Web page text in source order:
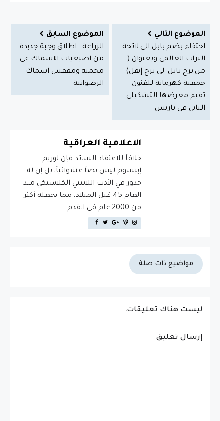
الموضوع التالي
احتفاء بضم بابل الى لائحة
التراث العالمي وبعنوان (
من برج بابل الى برج إيفل)
جمعية كهرمانة للفنون
تقيم معرضها التشكيلي
الثاني في باريس
الموضوع السابق
الزراعة : اطلاق وجبة جديدة
من اصبعيات الاسماك في
محمية ومفقس اسماك
الرضوانية
الاعلامية العراقية
خلافاَ للاعتقاد السائد فإن لوريم
إيبسوم ليس نصاَ عشوائياً، بل إن له
جذور في الأدب اللاتيني الكلاسيكي منذ
العام 45 قبل الميلاد، مما يجعله أكثر
من 2000 عام في القدم.
مواضيع ذات صلة
ليست هناك تعليقات:
إرسال تعليق